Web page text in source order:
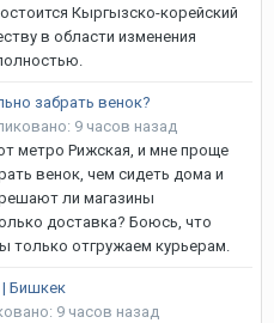
Кыргызско-корейский
в области изменения
забрать венок?
9 часов назад
метро Рижская, и мне проще
венок, чем сидеть дома и
ли магазины
доставка? Боюсь, что
только отгружаем курьерам.
Бишкек
9 часов назад